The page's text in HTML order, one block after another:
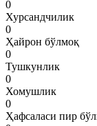
0
Хурсандчилик
0
Ҳайрон бўлмоқ
0
Тушкунлик
0
Хомушлик
0
Ҳафсаласи пир